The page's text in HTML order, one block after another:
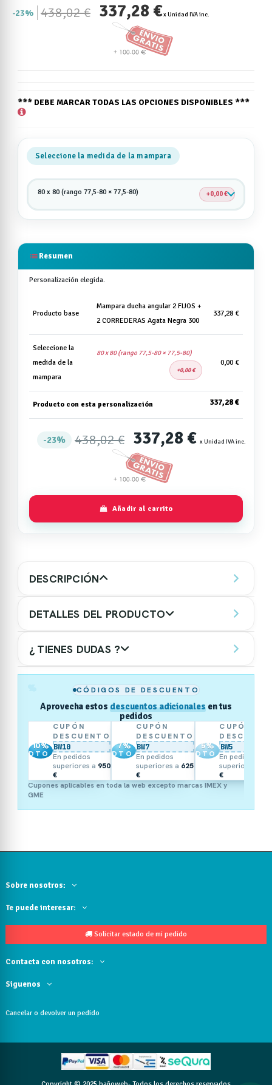
23% 438,02 € 337,28 €x Unidad IVA inc.
*** DEBE MARCAR TODAS LAS OPCIONES DISPONIBLES ***
Seleccione la medida de la mampara
80 x 80 (rango 77,5-80 × 77,5-80) 0,00 €
listResumen
Personalización elegida.
Producto base
Mampara ducha angular 2 FIJOS +
2 CORREDERAS Agata Negra 300
337,28 €
Seleccione la
medida de la
mampara
80 x 80 (rango 77,5-80 × 77,5-80)
0,00 €
0,00 €
Producto con esta personalización 337,28 €
23% 438,02 € 337,28 € x Unidad IVA inc.
Añadir al carrito
DESCRIPCIÓN
DETALLES DEL PRODUCTO
¿ TIENES DUDAS ?
CÓDIGOS DE DESCUENTO
Aprovecha estos descuentos adicionales en tus
pedidos
10%
DTO.
CUPÓN
DESCUENTO
BW10
En pedidos
superiores a 950
€
7%
DTO.
CUPÓN
DESCUENTO
BW7
En pedidos
superiores a 625
€
5%
DTO.
CUPÓN
BW5
En pedidos
superiores a
€
Cupones aplicables en toda la web excepto marcas IMEX y
GME
Sobre nosotros:
Te puede interesar:
Solicitar estado de mi pedido
Contacta con nosotros:
Siguenos
Cancelar o devolver un pedido